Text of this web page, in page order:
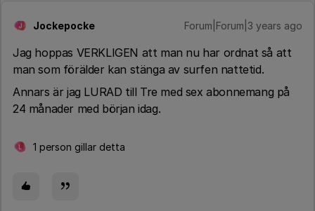
J Jockepocke Forum|Forum|3 years ago
Jag hoppas VERKLIGEN att man nu har ordnat så att
man som förälder kan stänga av surfen nattetid.
Annars är jag LURAD till Tre med sex abonnemang på
24 månader med början idag.
1 person gillar detta